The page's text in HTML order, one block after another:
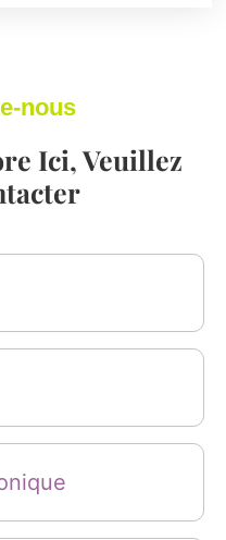
nous
Ici, Veuillez